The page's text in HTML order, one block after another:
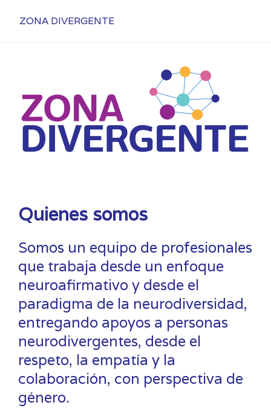
ZONA DIVERGENTE
Quienes somos
Somos un equipo de profesionales
que trabaja desde un enfoque
neuroafirmativo y desde el
paradigma de la neurodiversidad,
entregando apoyos a personas
neurodivergentes, desde el
respeto, la empatía y la
colaboración, con perspectiva de
género.